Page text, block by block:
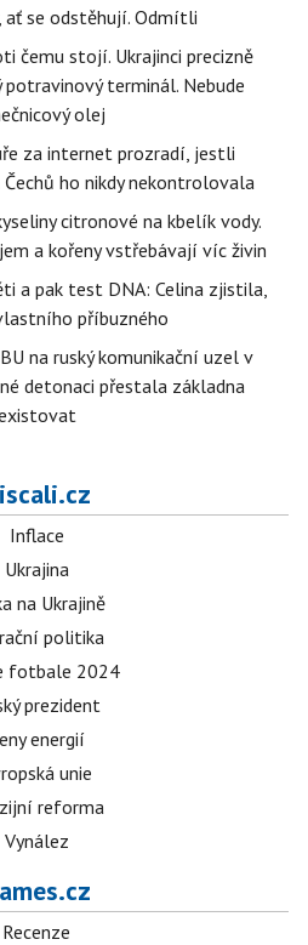
ať se odstěhují. Odmítli
čemu stojí. Ukrajinci precizně
terminál. Nebude
olej
za internet prozradí, jestli
ho nikdy nekontrolovala
citronové na kbelík vody.
a kořeny vstřebávají víc živin
a pak test DNA: Celina zjistila,
příbuzného
na ruský komunikační uzel v
detonaci přestala základna
Inflace
Ukrajina
na Ukrajině
politika
fotbale 2024
prezident
energií
unie
reforma
Vynález
Recenze